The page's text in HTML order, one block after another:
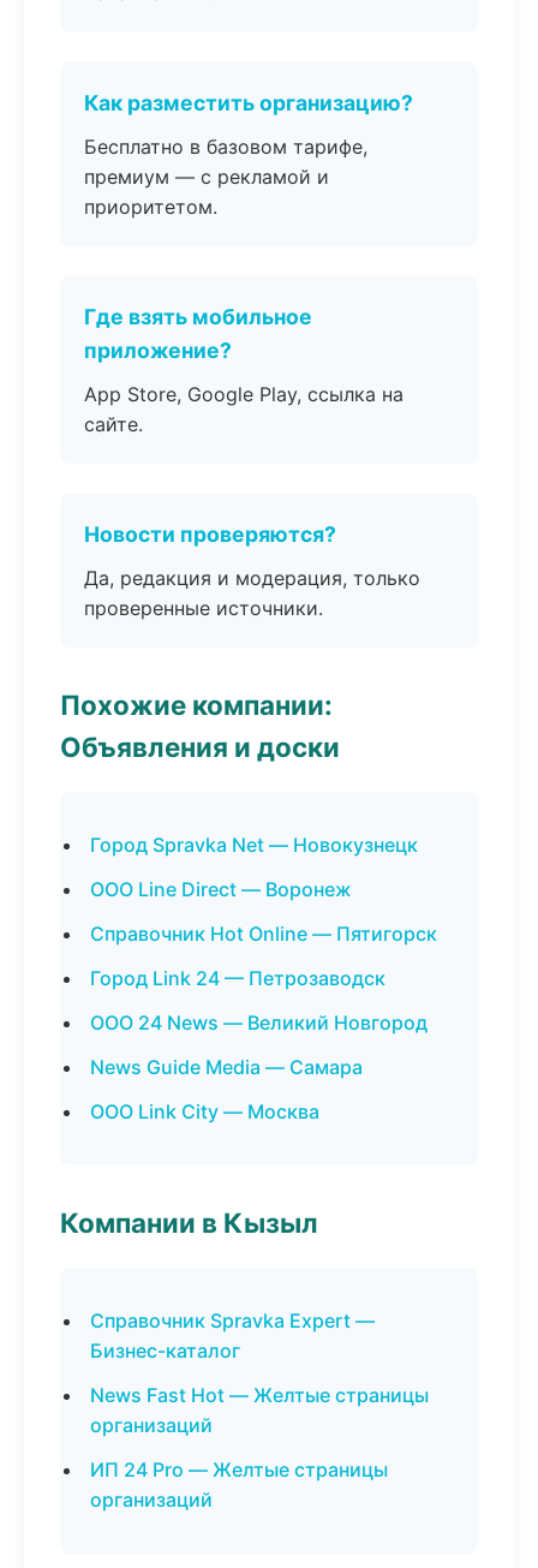
Как разместить организацию?
Бесплатно в базовом тарифе,
премиум — с рекламой и
приоритетом.
Где взять мобильное
приложение?
App Store, Google Play, ссылка на
сайте.
Новости проверяются?
Да, редакция и модерация, только
проверенные источники.
Похожие компании:
Объявления и доски
Город Spravka Net — Новокузнецк
ООО Line Direct — Воронеж
Справочник Hot Online — Пятигорск
Город Link 24 — Петрозаводск
ООО 24 News — Великий Новгород
News Guide Media — Самара
ООО Link City — Москва
Компании в Кызыл
Справочник Spravka Expert —
Бизнес-каталог
News Fast Hot — Желтые страницы
организаций
ИП 24 Pro — Желтые страницы
организаций